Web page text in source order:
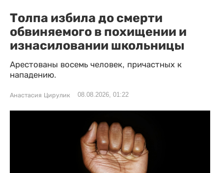
Толпа избила до смерти
обвиняемого в похищении и
изнасиловании школьницы
Арестованы восемь человек, причастных к
нападению.
Анастасия Цирулик 08.08.2026, 01:22